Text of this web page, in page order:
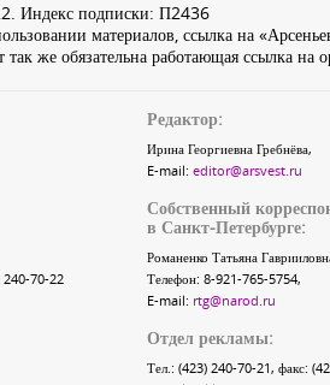
Индекс подписки: П2436
материалов, ссылка на
же обязательна работающая ссылка на
240-70-22
Редактор:
Ирина Георгиевна Гребнёва,
E-mail: editor@arsvest.ru
Собственный
в Санкт-Петербурге:
Романенко Татьяна
Телефон: 8-921-765-5754,
E-mail: rtg@narod.ru
Отдел рекламы:
Тел.: (423) 240-70-21, факс: